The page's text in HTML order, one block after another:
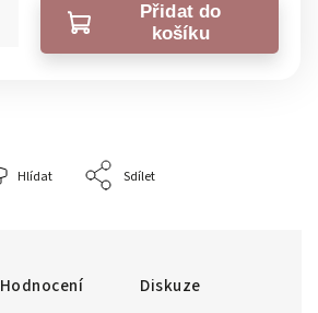
Přidat do
košíku
Hlídat Sdílet
Hodnocení Diskuze